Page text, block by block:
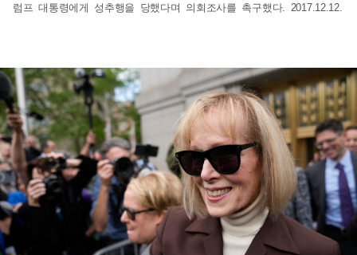
럼프 대통령에게 성추행을 당했다며 의회조사를 촉구했다. 2017.12.12.